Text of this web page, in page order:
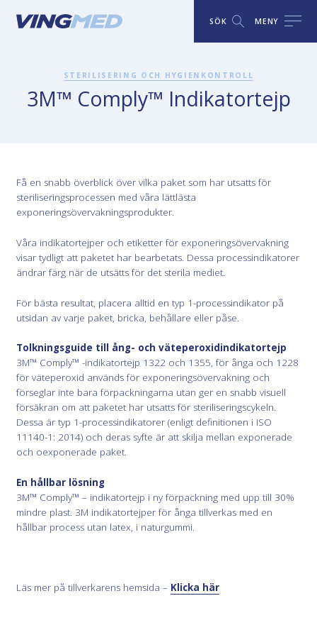
SÖK MENY
STERILISERING OCH HYGIENKONTROLL
3M™ Comply™ Indikatortejp
Få en snabb överblick över vilka paket som har utsatts för
steriliseringsprocessen med våra lättlästa
exponeringsövervakningsprodukter.
Våra indikatortejper och etiketter för exponeringsövervakning
visar tydligt att paketet har bearbetats. Dessa processindikatorer
ändrar färg när de utsätts för det sterila mediet.
För bästa resultat, placera alltid en typ 1-processindikator på
utsidan av varje paket, bricka, behållare eller påse.
Tolkningsguide till ång- och väteperoxidindikatortejp
3M™ Comply™ -indikatortejp 1322 och 1355, för ånga och 1228
för väteperoxid används för exponeringsövervakning och
förseglar inte bara förpackningarna utan ger en snabb visuell
försäkran om att paketet har utsatts för steriliseringscykeln.
Dessa är typ 1-processindikatorer (enligt definitionen i ISO
11140-1: 2014) och deras syfte är att skilja mellan exponerade
och oexponerade paket.
En hållbar lösning
3M™ Comply™ – indikatortejp i ny förpackning med upp till 30%
mindre plast. 3M indikatortejper för ånga tillverkas med en
hållbar process utan latex, i naturgummi.
Läs mer på tillverkarens hemsida – Klicka här